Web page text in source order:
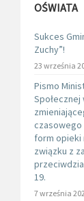
OŚWIATA
Sukces
Zuchy”!
23 września
Pismo
czasowego
form opieki
związku z
19.
7 września